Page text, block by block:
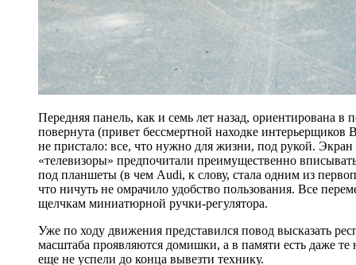
Передняя панель, как и семь лет назад, ориентирована в
повернута (привет бессмертной находке
не пристало: все, что нужно для жизни, под рукой.
«телевизоры» предпочитали преимущественно
под планшеты (в чем Audi, к слову, стала одним из
что ничуть не омрачило удобство пользования. Все
щелчкам миниатюрной ручки-регулятора.
Уже по ходу движения представился повод высказать
масштаба проявляются домишки, а в памяти есть даже
еще не успели до конца вывезти технику.